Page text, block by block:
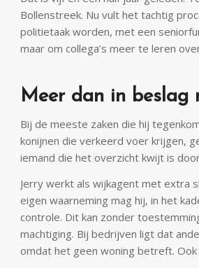
Bollenstreek. Nu vult het tachtig
politietaak worden, met een
maar om collega’s meer te leren
Meer dan in beslag
Bij de meeste zaken die hij
konijnen die verkeerd voer krijgen,
iemand die het overzicht kwijt is
Jerry werkt als wijkagent met extra
eigen waarneming mag hij, in het
controle. Dit kan zonder
machtiging. Bij bedrijven ligt dat
omdat het geen woning betreft.